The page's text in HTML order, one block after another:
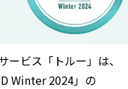
ビス「トルー」は、
Winter 2024」の